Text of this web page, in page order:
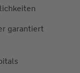
garantiert